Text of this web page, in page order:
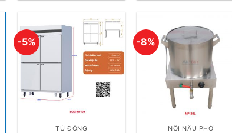
-5%
TỦ ĐÔNG
-8%
NỒI NẤU PHỞ